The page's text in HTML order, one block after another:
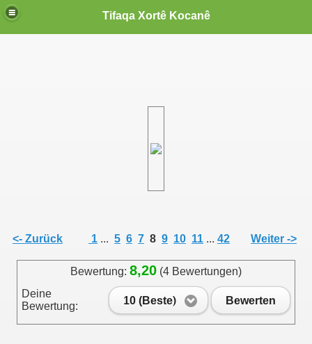
Tifaqa Xortê Kocanê
<- Zurück 1 ... 5 6 7 8 9 10 11 ... 42 Weiter ->
Bewertung: 8,20 (4 Bewertungen)
Deine
Bewertung:
10 (Beste) Bewerten